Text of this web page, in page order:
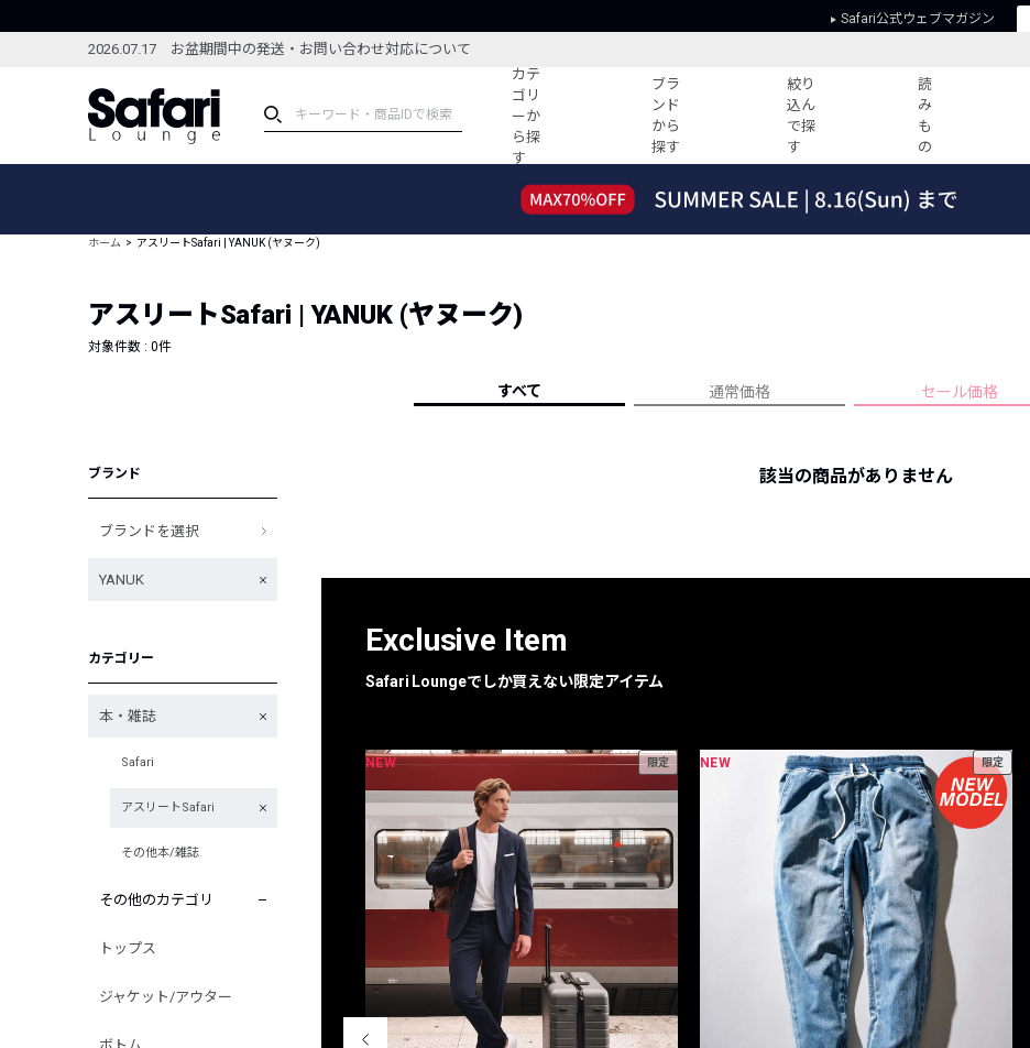
Safari公式ウェブマガジン
2026.07.17 お盆期間中の発送・お問い合わせ対応について
カテ
ゴリ
ーか
ら探
す
ブラ
ンド
から
探す
絞り
込ん
で探
す
読
み
も
の
ブランドから探す
新着アイテム
編集部のおすすめアイテム
コーディネート
すべての記事
人気記事ランキング
フォーカスブランド
プライバシーポリシー
ホーム アスリートSafari | YANUK (ヤヌーク)
アスリートSafari | YANUK (ヤヌーク)
対象件数 : 0件
すべて 通常価格 セール価格
ブランド
ブランドを選択
YANUK
カテゴリー
本・雑誌
Safari
アスリートSafari
その他本/雑誌
その他のカテゴリ
トップス
ジャケット/アウター
該当の商品がありません
Exclusive Item
Safari Loungeでしか買えない限定アイテム
NEW 限定 NEW 限定